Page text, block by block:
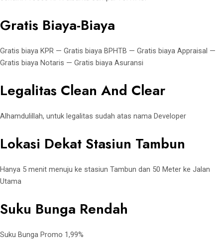
Gratis Biaya-Biaya
Gratis biaya KPR — Gratis biaya BPHTB — Gratis biaya Appraisal —
Gratis biaya Notaris — Gratis biaya Asuransi
Legalitas Clean And Clear
Alhamdulillah, untuk legalitas sudah atas nama Developer
Lokasi Dekat Stasiun Tambun
Hanya 5 menit menuju ke stasiun Tambun dan 50 Meter ke Jalan
Utama
Suku Bunga Rendah
Suku Bunga Promo 1,99%